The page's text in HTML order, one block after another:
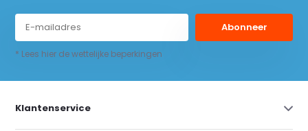
Abonneer
* Lees hier de wettelijke beperkingen
Klantenservice